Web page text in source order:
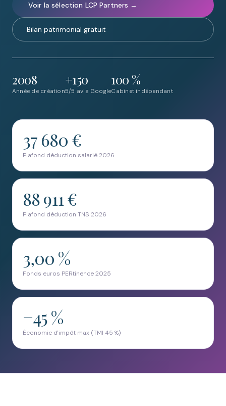
Voir la sélection LCP Partners →
Bilan patrimonial gratuit
2008
Année de création
+150
5/5 avis Google
100 %
Cabinet indépendant
37 680 €
Plafond déduction salarié 2026
88 911 €
Plafond déduction TNS 2026
3,00 %
Fonds euros PERtinence 2025
−45 %
Économie d'impôt max (TMI 45 %)